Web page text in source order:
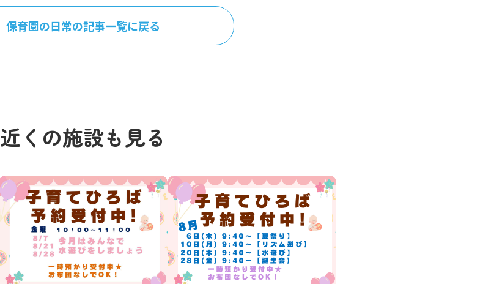
保育園の日常の記事一覧に戻る
近くの施設も見る